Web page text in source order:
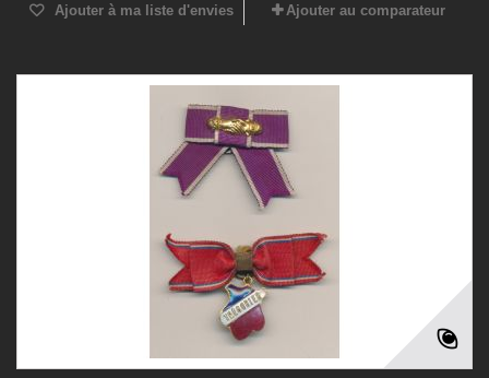
Ajouter à ma liste d'envies Ajouter au comparateur